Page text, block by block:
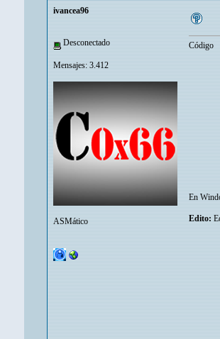
ivancea96
Desconectado
Mensajes: 3.412
ASMático
Código
En
Edito: